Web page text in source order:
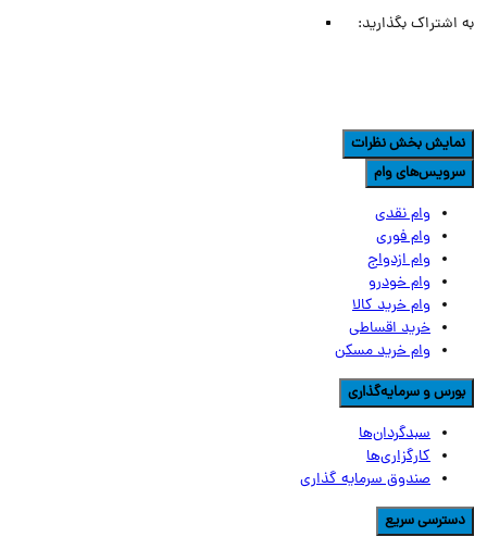
اشتراک بگذارید:
بخش نظرات
وام
وام نقدی
وام فوری
وام ازدواج
وام خودرو
وام خرید کالا
خرید اقساطی
وام خرید مسکن
و سرمایه‌گذاری
سبدگردان‌ها
کارگزاری‌ها
صندوق سرمایه گذاری
سریع